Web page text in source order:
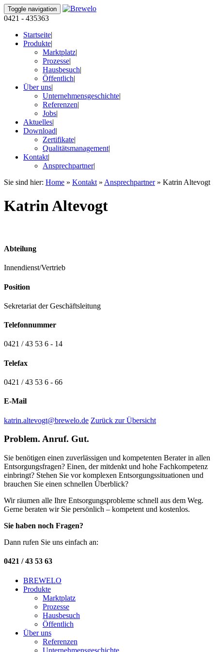
Toggle navigation
0421 - 435363
Startseite|
Produkte|
Marktplatz|
Prozesse|
Hausbesuch|
Öffentlich|
Über uns|
Unternehmensgeschichte|
Referenzen|
Jobs|
Aktuelles|
Download|
Zertifikate|
Qualitätsmanagement|
Kontakt|
Ansprechpartner|
Sie sind hier: Home » Kontakt » Ansprechpartner» Katrin Altevogt
Katrin Altevogt
Abteilung
Innendienst/Vertrieb
Position
Sekretariat der Geschäftsleitung
Telefonnummer
0421 / 43 53 6 - 14
Telefax
0421 / 43 53 6 - 66
E-Mail
katrin.altevogt@brewelo.de Zurück zur Übersicht
Problem. Anruf. Gut.
Sie benötigen einen zuverlässigen und kompetenten Berater in allen
Entsorgungsfragen? Einen, der mitdenkt und hohe Fachkompetenz
einbringt? Stehen Sie vor komplexen Entsorgungssituationen und
brauchen Sie einen schnellen Überblick?
Wir räumen alle Ihre Entsorgungsprobleme schnell aus dem Weg.
Gerne beraten wir Sie persönlich – kompetent und kostenlos.
Sie haben noch Fragen?
Dann rufen Sie uns einfach an:
0421 / 43 53 63
BREWELO
Produkte
Marktplatz
Prozesse
Hausbesuch
Öffentlich
Über uns
Referenzen
Unternehmensgeschichte